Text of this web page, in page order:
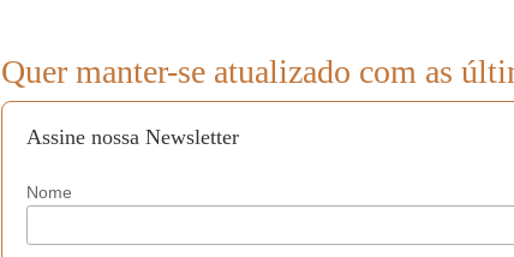
Quer manter-se atualizado com as
Assine nossa Newsletter
Nome